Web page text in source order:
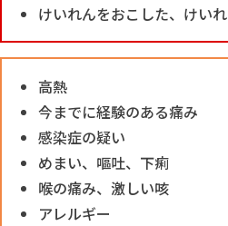
けいれんをおこした、けい
高熱
今までに経験のある痛み
感染症の疑い
めまい、嘔吐、下痢
喉の痛み、激しい咳
アレルギー